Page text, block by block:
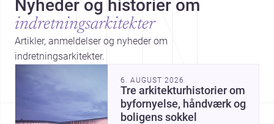
Nyheder og historier om
indretningsarkitekter
Artikler, anmeldelser og nyheder om
indretningsarkitekter.
6. AUGUST 2026
Tre arkitekturhistorier om
byfornyelse, håndværk og
boligens sokkel